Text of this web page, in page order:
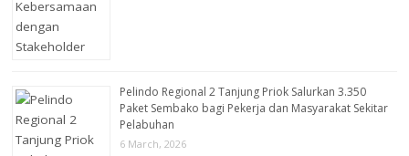
Pelindo Regional 2 Tanjung Priok Salurkan 3.350
Paket Sembako bagi Pekerja dan Masyarakat Sekitar
Pelabuhan
6 March, 2026